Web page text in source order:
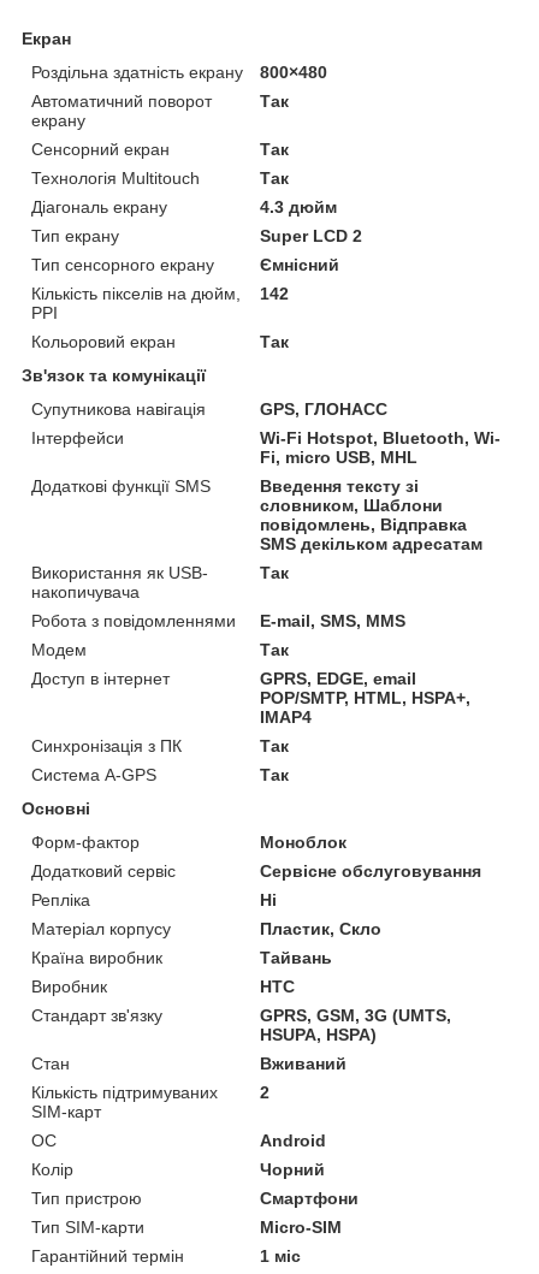
Екран
Роздільна здатність екрану
800×480
Автоматичний поворот
екрану
Так
Сенсорний екран
Так
Технологія Multitouch
Так
Діагональ екрану
4.3 дюйм
Тип екрану
Super LCD 2
Тип сенсорного екрану
Ємнісний
Кількість пікселів на дюйм,
PPI
142
Кольоровий екран
Так
Зв'язок та комунікації
Супутникова навігація
GPS, ГЛОНАСС
Інтерфейси
Wi-Fi Hotspot, Bluetooth, Wi-
Fi, micro USB, MHL
Додаткові функції SMS
Введення тексту зі
словником, Шаблони
повідомлень, Відправка
SMS декільком адресатам
Використання як USB-
накопичувача
Так
Робота з повідомленнями
E-mail, SMS, MMS
Модем
Так
Доступ в інтернет
GPRS, EDGE, email
POP/SMTP, HTML, HSPA+,
IMAP4
Синхронізація з ПК
Так
Система A-GPS
Так
Основні
Форм-фактор
Моноблок
Додатковий сервіс
Сервісне обслуговування
Репліка
Ні
Матеріал корпусу
Пластик, Скло
Країна виробник
Тайвань
Виробник
HTC
Стандарт зв'язку
GPRS, GSM, 3G (UMTS,
HSUPA, HSPA)
Стан
Вживаний
Кількість підтримуваних
SIM-карт
2
ОС
Android
Колір
Чорний
Тип пристрою
Смартфони
Тип SIM-карти
Micro-SIM
Гарантійний термін
1 міс